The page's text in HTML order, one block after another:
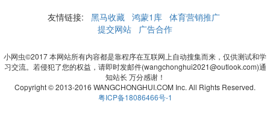
友情链接: 黑马收藏 鸿蒙1库 体育营销推广
提交网站
广告合作
小网虫©2017 本网站所有内容都是靠程序在互联网上自动搜集而来，仅供测试和学
习交流。若侵犯了您的权益，请即时发邮件(wangchonghui2021@outlook.com)通
知站长 万分感谢！
Copyright © 2013-2016 WANGCHONGHUI.COM Inc. All Rights Reserved.
粤ICP备18086466号-1